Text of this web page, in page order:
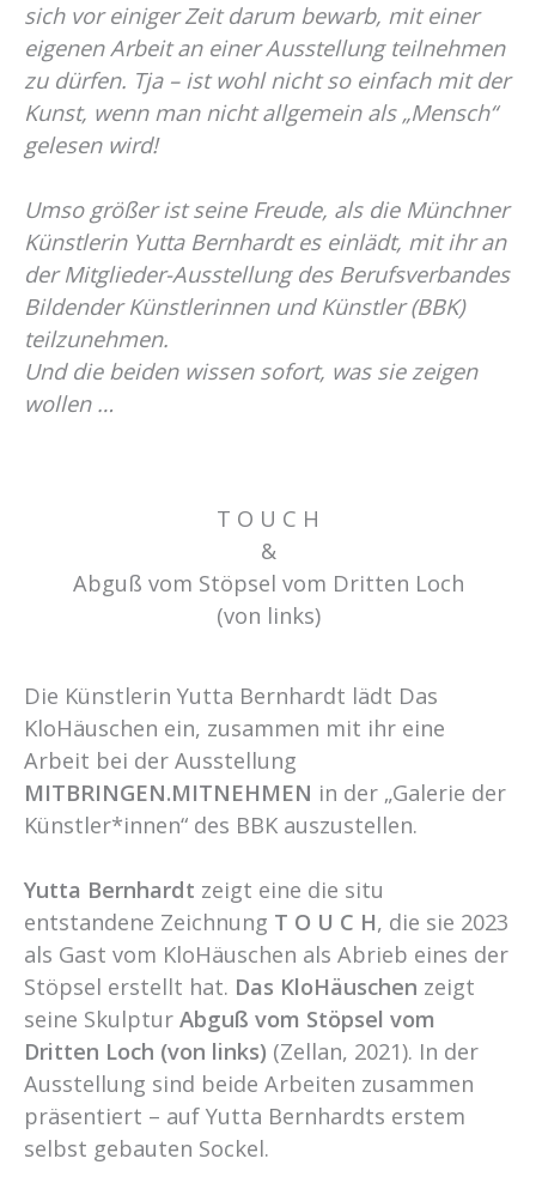
sich vor einiger Zeit darum bewarb, mit einer
eigenen Arbeit an einer Ausstellung teilnehmen
zu dürfen. Tja – ist wohl nicht so einfach mit der
Kunst, wenn man nicht allgemein als „Mensch“
gelesen wird!
Umso größer ist seine Freude, als die Münchner
Künstlerin Yutta Bernhardt es einlädt, mit ihr an
der Mitglieder-Ausstellung des Berufsverbandes
Bildender Künstlerinnen und Künstler (BBK)
teilzunehmen.
Und die beiden wissen sofort, was sie zeigen
wollen …
T O U C H
&
Abguß vom Stöpsel vom Dritten Loch
(von links)
Die Künstlerin Yutta Bernhardt lädt Das
KloHäuschen ein, zusammen mit ihr eine
Arbeit bei der Ausstellung
MITBRINGEN.MITNEHMEN in der „Galerie der
Künstler*innen“ des BBK auszustellen.
Yutta Bernhardt zeigt eine die situ
entstandene Zeichnung T O U C H, die sie 2023
als Gast vom KloHäuschen als Abrieb eines der
Stöpsel erstellt hat. Das KloHäuschen zeigt
seine Skulptur Abguß vom Stöpsel vom
Dritten Loch (von links) (Zellan, 2021). In der
Ausstellung sind beide Arbeiten zusammen
präsentiert – auf Yutta Bernhardts erstem
selbst gebauten Sockel.